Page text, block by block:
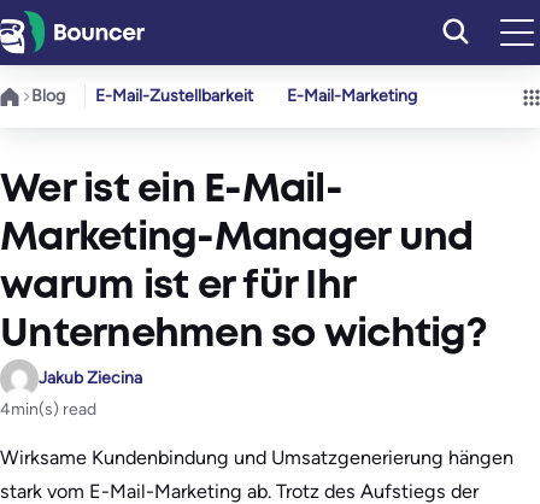
Zum
Inhalt
springen
Blog E-Mail-Zustellbarkeit E-Mail-Marketing
Wer ist ein E-Mail-
Marketing-Manager und
warum ist er für Ihr
Unternehmen so wichtig?
Jakub Ziecina
4min(s) read
Wirksame Kundenbindung und Umsatzgenerierung hängen
stark vom E-Mail-Marketing ab. Trotz des Aufstiegs der